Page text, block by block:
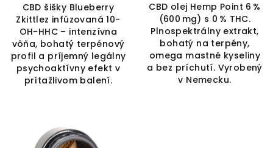
CBD šišky Blueberry
Zkittlez infúzovaná 10-
OH-HHC – intenzívna
vôňa, bohatý terpénový
profil a príjemný legálny
psychoaktívny efekt v
prítažlivom balení.
CBD olej Hemp Point 6 %
(600 mg) s 0 % THC.
Plnospektrálny extrakt,
bohatý na terpény,
omega mastné kyseliny
a bez príchutí. Vyrobený
v Nemecku.